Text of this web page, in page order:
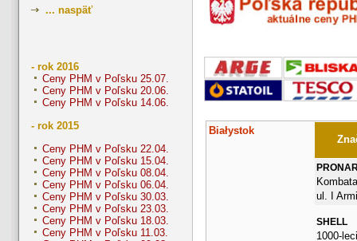
... naspäť
- rok 2016
Ceny PHM v Poľsku 25.07.
Ceny PHM v Poľsku 20.06.
Ceny PHM v Poľsku 14.06.
- rok 2015
Ceny PHM v Poľsku 22.04.
Ceny PHM v Poľsku 15.04.
Ceny PHM v Poľsku 08.04.
Ceny PHM v Poľsku 06.04.
Ceny PHM v Poľsku 30.03.
Ceny PHM v Poľsku 23.03.
Ceny PHM v Poľsku 18.03.
Ceny PHM v Poľsku 11.03.
Białystok
ul. I
SHELL
1000-